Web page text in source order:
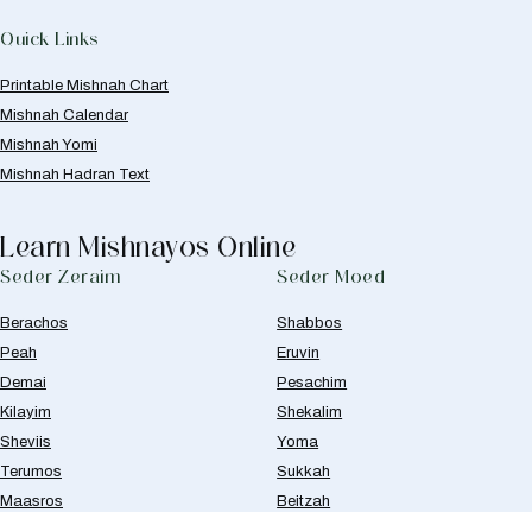
Quick Links
Printable Mishnah Chart
Mishnah Calendar
Mishnah Yomi
Mishnah Hadran Text
Learn Mishnayos Online
Seder Zeraim
Berachos
Peah
Demai
Kilayim
Sheviis
Terumos
Maasros
Seder Moed
Shabbos
Eruvin
Pesachim
Shekalim
Yoma
Sukkah
Beitzah